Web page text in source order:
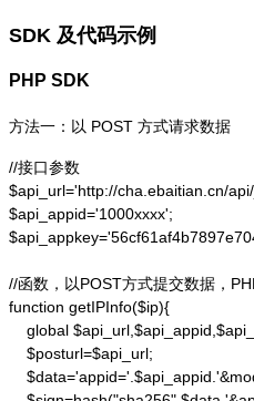
SDK 及代码示例
PHP SDK
方法一：以 POST 方式请求数据
//接口参数
$api_url='http://cha.ebaitian.cn/
$api_appid='1000xxxx';
//函数，以POST方式提交数据，
function getIPInfo($ip){
global
    $posturl=$api_url;